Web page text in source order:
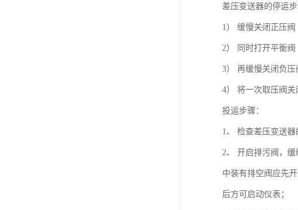
差压变送器的停运步
1） 缓慢关闭正压阀
2） 同时打开平衡阀
3） 再缓慢关闭负压
4） 将一次取压阀关
投运步骤：
1、 检查差压变送器
2、 开启排污阀，
中装有排空阀应先
后方可启动仪表；